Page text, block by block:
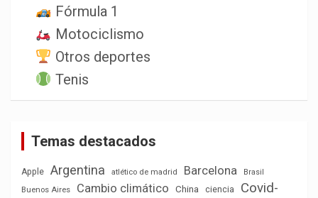
Fórmula 1
Motociclismo
Otros deportes
Tenis
Temas destacados
Apple Argentina atlético de madrid Barcelona
Brasil
Buenos Aires
Cambio climático China ciencia
Covid-